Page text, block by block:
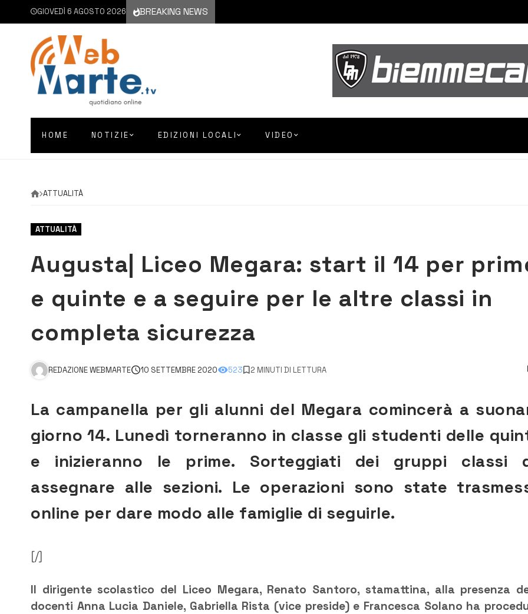
GIOVEDÌ 6 AGOSTO 2026 BREAKING NEWS
HOME NOTIZIE EDIZIONI LOCALI VIDEO
ATTUALITÀ
ATTUALITÀ
Augusta| Liceo Megara: start il 14 per
e quinte e a seguire per le altre classi in
completa sicurezza
REDAZIONE WEBMARTE 10 SETTEMBRE 2020 523 2 MINUTI DI LETTURA
La campanella per gli alunni del Megara comincerà a
giorno 14. Lunedì torneranno in classe gli studenti delle
e inizieranno le prime. Sorteggiati dei gruppi classi
assegnare alle sezioni. Le operazioni sono state
online per dare modo alle famiglie di seguirle.
[/]
Il dirigente scolastico del Liceo Megara, Renato Santoro, stamattina, alla presenza
docenti Anna Lucia Daniele, Gabriella Rista (vice preside) e Francesca Solano ha